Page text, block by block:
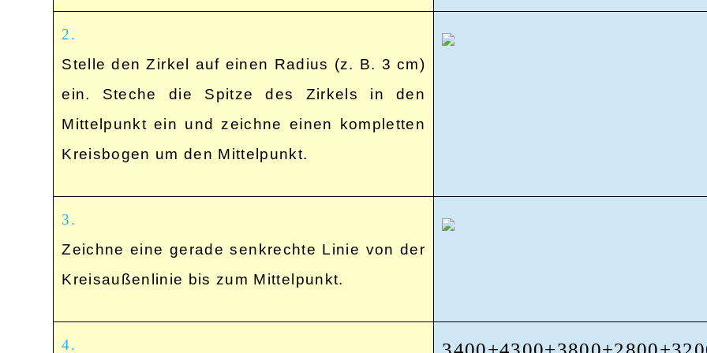
2.
Stelle den Zirkel auf einen Radius (z. B. 3 cm)
ein. Steche die Spitze des Zirkels in den
Mittelpunkt ein und zeichne einen kompletten
Kreisbogen um den Mittelpunkt.
3.
Zeichne eine gerade senkrechte Linie von der
Kreisaußenlinie bis zum Mittelpunkt.
4.